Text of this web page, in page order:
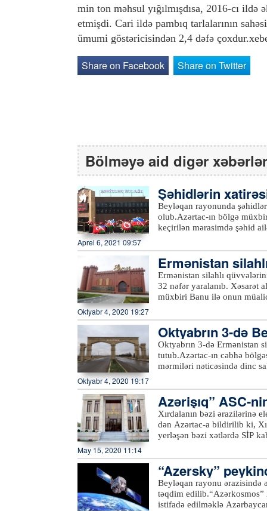
min ton məhsul yığılmışdısa, 2016-cı
etmişdi. Cari ildə pambıq tarlalarının
ümumi göstəricisindən 2,4 dəfə
Share on Facebook Share on Twitter
Bölməyə aid digər xəbərlər
Şəhidlərin
şı olub
Beyləqan rayonunda
olub.Azərtac-ın bölgə
keçirilən mərasimdə şəhid
kimi düşən Vətən
şanlı Qələbədən, şəhidlərin
danışılıb.Şəhidlərin
olunub, həm Birinci, həm
Ermənistan silahlı bölmələri
dünyasını dəyişən dinc
Aprel 6, 2021 09:57
Ermənistan
ə tutublar
Ermənistan silahlı
32 nəfər yaralanıb. Xəsarət
müxbiri Banu ilə onun
idik. Qardaşım, anam,
yaralandım”.Qeyd edək ki,
1949-cu il tarixli Cenevrə
Təhlükəsizlik Şurasının
aparıldığı bölgəyə
əhalisinin sıx yaşadığı
Oktyabr 4, 2020 19:27
Oktyabrın 3-də
utulub
Oktyabrın 3-də Ermənistan
tutub.Azərtac-ın cəbhə
mərmiləri nəticəsində dinc
bacısı 1998-ci il təvəllüdlü
mərmilərinin düşməsi
şəhərin müxtəlif yerlərinə
sakinləri Balakişiyev Etibar
müxtəlif dərəcəli bədən
evlərinə külli miqdarda
qüvvələrinin Azərbaycanın
şəxslərin sayı 22-yə, xəsarət
ordusunun intensiv ağır
dəyib.xeber100.com
Oktyabr 4, 2020 19:17
Azərişıq” ASC-
Xırdalanın bəzi ərazilərinə
dən Azərtac-a bildirilib ki,
yerləşən bəzi xətlərdə SİP
Adıgözəlov, “28 May” və
olacaq.xeber100.com
May 15, 2020 11:14
“Azersky”
Beyləqan rayonu ərazisində
təqdim
istifadə edilməklə